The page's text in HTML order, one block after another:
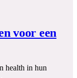
voor een
health in hun